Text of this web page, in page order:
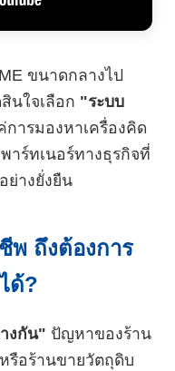
ขนาดกลางไป
นใจเลือก "ระบบ
การมองหาเครื่องคิด
าร์ทเนอร์ทางธุรกิจที่
ย่างยั่งยืน
พ ถึงต้องการ
ด้?
งกัน" ปัญหาของร้าน
รือร้านขายวัตถุดิบ